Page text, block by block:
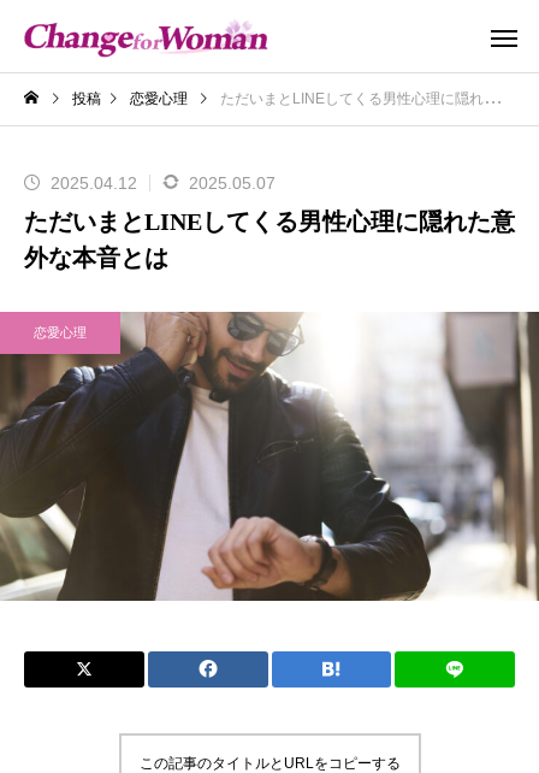
投稿 恋愛心理 ただいまとLINEしてくる男性心理に隠れた意外な本音とは
2025.04.12 2025.05.07
ただいまとLINEしてくる男性心理に隠れた意
外な本音とは
恋愛心理
この記事のタイトルとURLをコピーする